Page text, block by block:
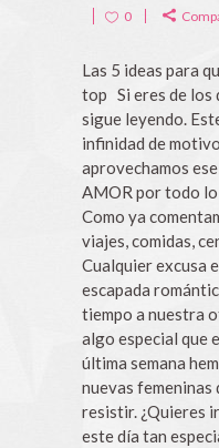
0
Las 5 ideas para
top Si eres de los
sigue leyendo.
infinidad de
aprovechamos
AMOR por todo
Como ya
viajes, comidas,
Cualquier excusa
escapada
tiempo a nuestra
algo especial que
última semana
nuevas femeninas
resistir. ¿Quieres
este día tan